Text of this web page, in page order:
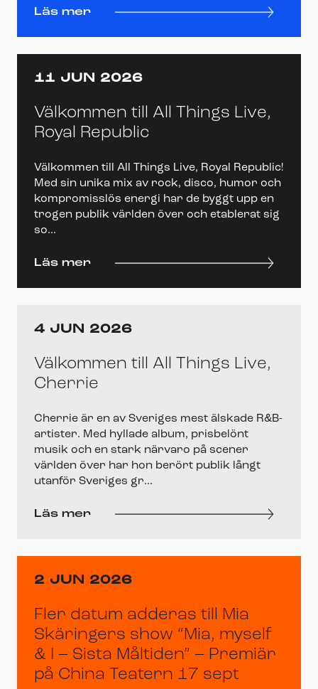
Läs mer
11 JUN 2026
Välkommen till All Things Live,
Royal Republic
Välkommen till All Things Live, Royal Republic!
Med sin unika mix av rock, disco, humor och
kompromisslös energi har de byggt upp en
trogen publik världen över och etablerat sig
so...
Läs mer
4 JUN 2026
Välkommen till All Things Live,
Cherrie
Cherrie är en av Sveriges mest älskade R&B-
artister. Med hyllade album, prisbelönt
musik och en stark närvaro på scener
världen över har hon berört publik långt
utanför Sveriges gr...
Läs mer
2 JUN 2026
Fler datum adderas till Mia
Skäringers show “Mia, myself
& I – Sista Måltiden” – Premiär
på China Teatern 17 sept